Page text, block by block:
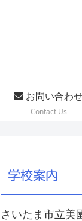
お問い合わ
Contact Us
学校案内
さいたま市立美